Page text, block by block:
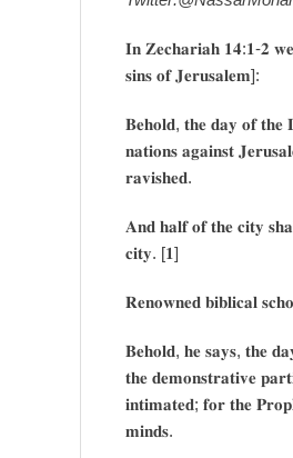
𝐈𝐧 𝐙𝐞𝐜𝐡𝐚𝐫𝐢𝐚𝐡 𝟏𝟒:𝟏-𝟐
𝐬𝐢𝐧𝐬 𝐨𝐟 𝐉𝐞𝐫𝐮𝐬𝐚𝐥𝐞𝐦]:
𝐁𝐞𝐡𝐨𝐥𝐝, 𝐭𝐡𝐞 𝐝𝐚𝐲 𝐨𝐟 𝐭𝐡𝐞
𝐧𝐚𝐭𝐢𝐨𝐧𝐬 𝐚𝐠𝐚𝐢𝐧𝐬𝐭
𝐫𝐚𝐯𝐢𝐬𝐡𝐞𝐝.
𝐀𝐧𝐝 𝐡𝐚𝐥𝐟 𝐨𝐟 𝐭𝐡𝐞 𝐜𝐢𝐭𝐲
𝐜𝐢𝐭𝐲. [𝟏]
𝐑𝐞𝐧𝐨𝐰𝐧𝐞𝐝 𝐛𝐢𝐛𝐥𝐢𝐜𝐚𝐥
𝐁𝐞𝐡𝐨𝐥𝐝, 𝐡𝐞 𝐬𝐚𝐲𝐬, 𝐭𝐡𝐞
𝐭𝐡𝐞 𝐝𝐞𝐦𝐨𝐧𝐬𝐭𝐫𝐚𝐭𝐢𝐯𝐞
𝐢𝐧𝐭𝐢𝐦𝐚𝐭𝐞𝐝; 𝐟𝐨𝐫 𝐭𝐡𝐞
𝐦𝐢𝐧𝐝𝐬.